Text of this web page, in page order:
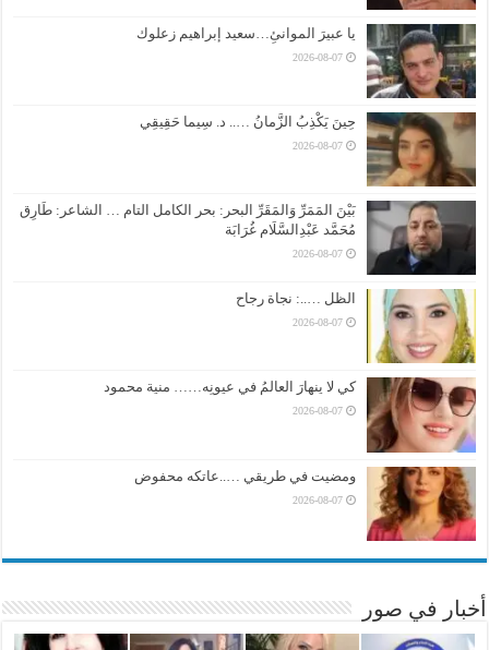
يا عبيرَ الموانئِ…سعيد إبراهيم زعلوك
2026-08-07
حِينَ يَكْذِبُ الزَّمانُ ….. د. سِيما حَقِيقِي
2026-08-07
بَيْنَ المَمَرِّ وَالمَقَرِّ البحر: بحر الكامل التام … الشاعر: طَارِق
مُحَمَّد عَبْدِالسَّلَام غُرَابَة
2026-08-07
الظل …..: نجاة رجاح
2026-08-07
كي لا ينهارَ العالمُ في عيونِه…… منية محمود
2026-08-07
ومضيت في طريقي …..عاتكه محفوض
2026-08-07
أخبار في صور